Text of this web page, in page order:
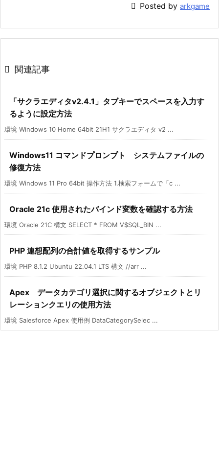
 Posted by arkgame
 関連記事
「サクラエディタv2.4.1」タブキーでスペースを入力す
るように設定方法
環境 Windows 10 Home 64bit 21H1 サクラエディタ v2 ...
Windows11 コマンドプロンプト システムファイルの
修復方法
環境 Windows 11 Pro 64bit 操作方法 1.検索フォームで「c ...
Oracle 21c 使用されたバインド変数を確認する方法
環境 Oracle 21C 構文 SELECT * FROM V$SQL_BIN ...
PHP 連想配列の合計値を取得するサンプル
環境 PHP 8.1.2 Ubuntu 22.04.1 LTS 構文 //arr ...
Apex データカテゴリ選択に関するオブジェクトとリ
レーションクエリの使用方法
環境 Salesforce Apex 使用例 DataCategorySelec ...